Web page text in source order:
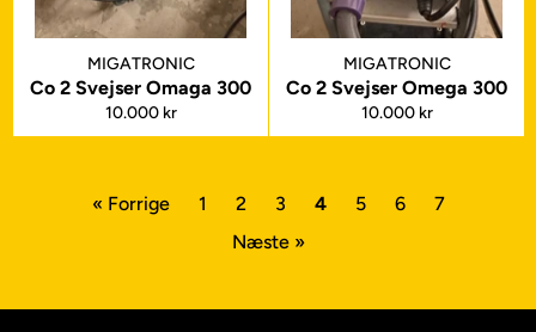
MIGATRONIC
Co 2 Svejser Omaga 300
Normalpris
10.000 kr
MIGATRONIC
Co 2 Svejser Omega 300
Normalpris
10.000 kr
« Forrige 1 2 3 4 5 6
7
Næste »